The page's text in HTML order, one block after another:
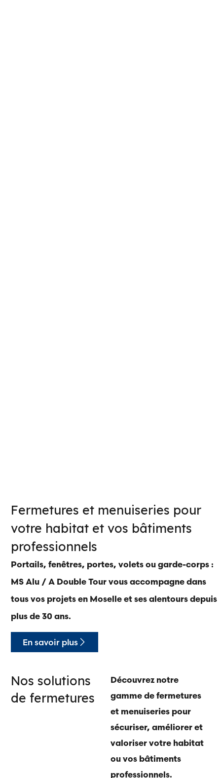
Fermetures et menuiseries pour
votre habitat et vos bâtiments
professionnels
Portails, fenêtres, portes, volets ou garde-corps :
MS Alu / A Double Tour vous accompagne dans
tous vos projets en Moselle et ses alentours depuis
plus de 30 ans.
En savoir plus
Nos solutions
de fermetures
Découvrez notre
gamme de fermetures
et menuiseries pour
sécuriser, améliorer et
valoriser votre habitat
ou vos bâtiments
professionnels.